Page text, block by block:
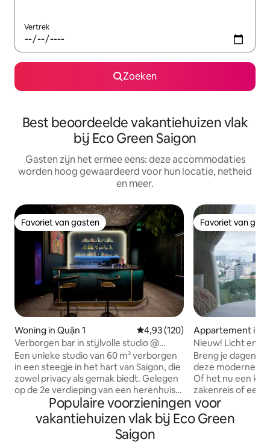
Vertrek
Zoeken
Best beoordeelde vakantiehuizen vlak
bij Eco Green Saigon
Gasten zijn het ermee eens: deze accommodaties
worden hoog gewaardeerd voor hun locatie, netheid
en meer.
Favoriet van gasten
Favoriet van gasten
Woning in Quận 1 Gemiddelde beoordeling van
4,93 (120)
Verborgen bar in stijlvolle studio @
Saigon Alleyway
Een unieke studio van 60 m² verborgen
in een steegje in het hart van Saigon, die
zowel privacy als gemak biedt. Gelegen
op de 2e verdieping van een herenhuis,
direct boven het gezellige BeanThere
Café op de begane grond, is het perfect
voor gasten die houden van stijlvol
wonen en geweldige koffie op slechts
Favoriet van
Favoriet van
Appartement in
Nieuw! Licht en
D7HCM in de
Breng je dagen
deze moderne
Of het nu een
zakenreis of een
voorzieningen
comfortabel
Populaire voorzieningen voor
vakantiehuizen vlak bij Eco Green
Saigon